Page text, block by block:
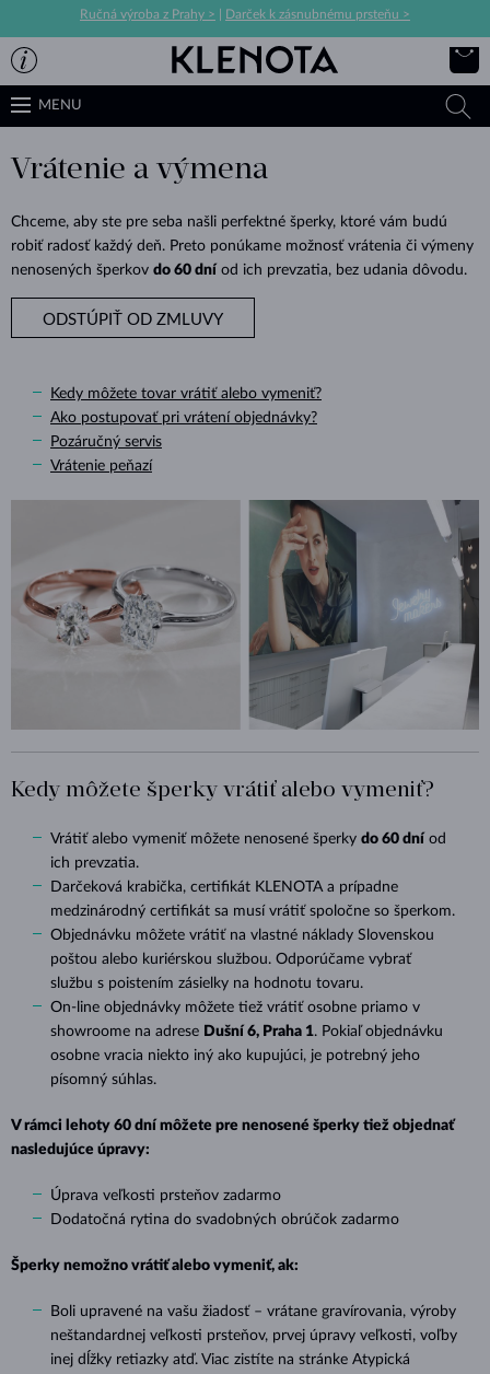
Ručná výroba z Prahy > Darček k zásnubnému prsteňu >
MENU
Vrátenie a výmena
Chceme, aby ste pre seba našli perfektné šperky, ktoré vám budú
robiť radosť každý deň. Preto ponúkame možnosť vrátenia či výmeny
nenosených šperkov do 60 dní od ich prevzatia, bez udania dôvodu.
ODSTÚPIŤ OD ZMLUVY
Kedy môžete tovar vrátiť alebo vymeniť?
Ako postupovať pri vrátení objednávky?
Pozáručný servis
Vrátenie peňazí
Kedy môžete šperky vrátiť alebo vymeniť?
Vrátiť alebo vymeniť môžete nenosené šperky do 60 dníod
ich prevzatia.
Darčeková krabička, certifikát KLENOTA a prípadne
medzinárodný certifikát sa musí vrátiť spoločne so šperkom.
Objednávku môžete vrátiť na vlastné náklady Slovenskou
poštou alebo kuriérskou službou. Odporúčame vybrať
službu s poistením zásielky na hodnotu tovaru.
On-line objednávky môžete tiež vrátiť osobne priamo v
showroome na adrese Dušní 6, Praha 1. Pokiaľ objednávku
osobne vracia niekto iný ako kupujúci, je potrebný jeho
písomný súhlas.
V rámci lehoty 60 dní môžete pre nenosené šperky tiež objednať
nasledujúce úpravy:
Úprava veľkosti prsteňov zadarmo
Dodatočná rytina do svadobných obrúčok zadarmo
Šperky nemožno vrátiť alebo vymeniť, ak:
Boli upravené na vašu žiadosť – vrátane gravírovania, výroby
neštandardnej veľkosti prsteňov, prvej úpravy veľkosti, voľby
inej dĺžky retiazky atď. Viac zistíte na stránke Atypická